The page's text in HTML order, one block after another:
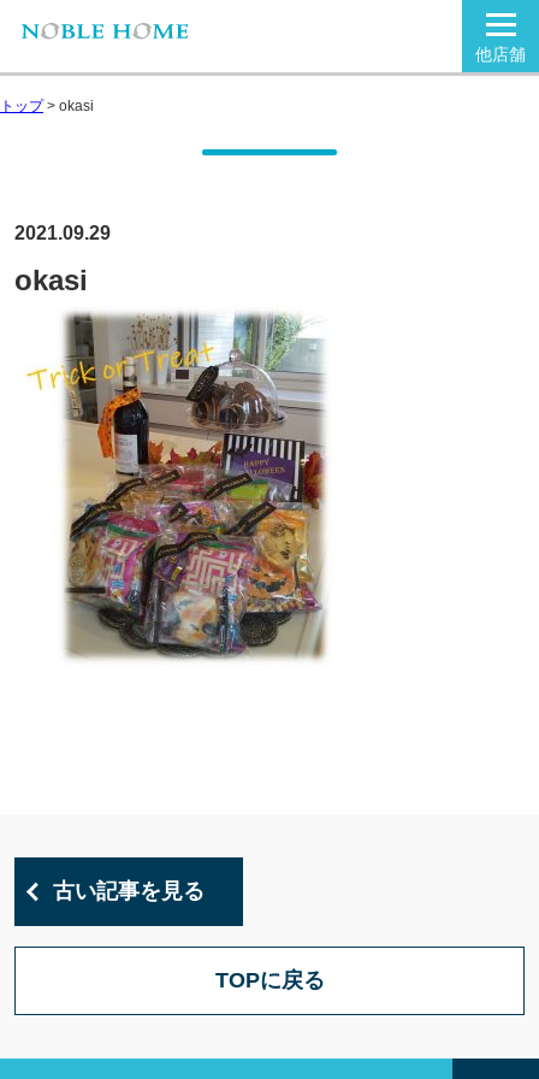
他店舗
トップ> okasi
2021.09.29
okasi
古い記事を見る
TOPに戻る